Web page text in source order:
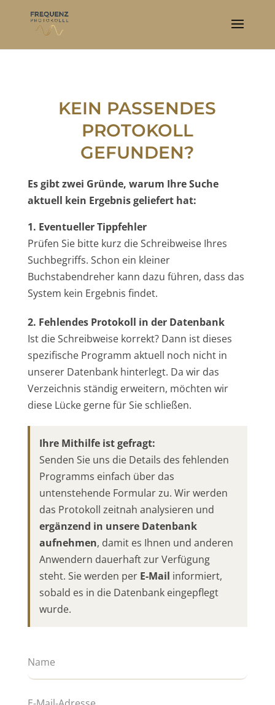
KEIN PASSENDES
PROTOKOLL
GEFUNDEN?
Es gibt zwei Gründe, warum Ihre Suche
aktuell kein Ergebnis geliefert hat:
1. Eventueller Tippfehler
Prüfen Sie bitte kurz die Schreibweise Ihres
Suchbegriffs. Schon ein kleiner
Buchstabendreher kann dazu führen, dass das
System kein Ergebnis findet.
2. Fehlendes Protokoll in der Datenbank
Ist die Schreibweise korrekt? Dann ist dieses
spezifische Programm aktuell noch nicht in
unserer Datenbank hinterlegt. Da wir das
Verzeichnis ständig erweitern, möchten wir
diese Lücke gerne für Sie schließen.
Ihre Mithilfe ist gefragt:
Senden Sie uns die Details des fehlenden
Programms einfach über das
untenstehende Formular zu. Wir werden
das Protokoll zeitnah analysieren und
ergänzend in unsere Datenbank
aufnehmen, damit es Ihnen und anderen
Anwendern dauerhaft zur Verfügung
steht. Sie werden per E-Mail informiert,
sobald es in die Datenbank eingepflegt
wurde.